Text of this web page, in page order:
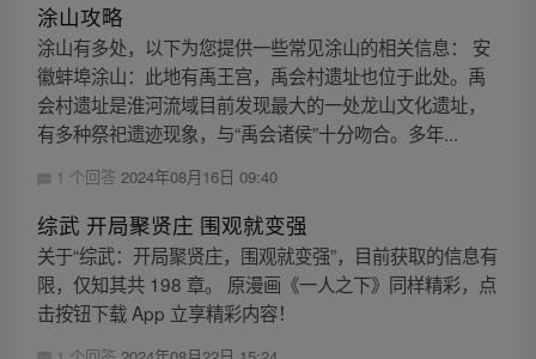
涂山攻略
涂山有多处，以下为您提供一些常见涂山的相关信息： 安
徽蚌埠涂山：此地有禹王宫，禹会村遗址也位于此处。禹
会村遗址是淮河流域目前发现最大的一处龙山文化遗址，
有多种祭祀遗迹现象，与“禹会诸侯”十分吻合。多年...
1 个回答 2024年08月16日 09:40
综武 开局聚贤庄 围观就变强
关于“综武：开局聚贤庄，围观就变强”，目前获取的信息有
限，仅知其共 198 章。 原漫画《一人之下》同样精彩，点
击按钮下载 App 立享精彩内容！